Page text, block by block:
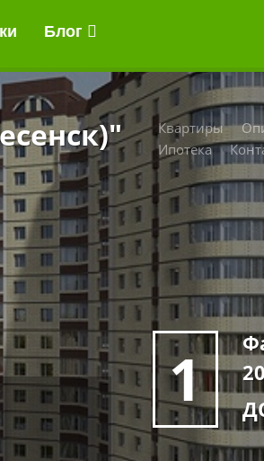
Блог
Квартиры
Ипотека
1